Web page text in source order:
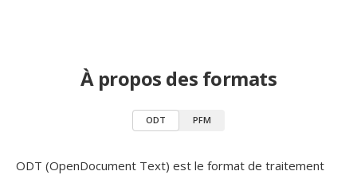
À propos des formats
ODT PFM
ODT (OpenDocument Text) est le format de traitement